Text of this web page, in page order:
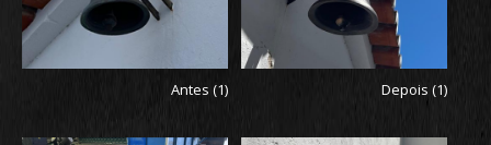
Antes (1) Depois (1)